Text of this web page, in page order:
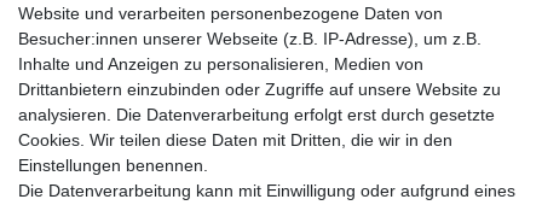
Kältetechnikzubehör
Kältefitting
Y-Verteiler
Mein Konto
Kontakt
Versandkosten
Zahlungsarten
Website und verarbeiten personenbezogene Daten von
Besucher:innen unserer Webseite (z.B. IP-Adresse), um z.B.
Inhalte und Anzeigen zu personalisieren, Medien von
Drittanbietern einzubinden oder Zugriffe auf unsere Website zu
analysieren. Die Datenverarbeitung erfolgt erst durch gesetzte
Cookies. Wir teilen diese Daten mit Dritten, die wir in den
Einstellungen benennen.
Die Datenverarbeitung kann mit Einwilligung oder aufgrund eines